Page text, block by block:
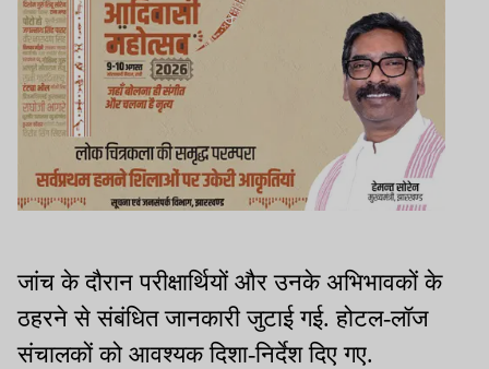
जांच के दौरान परीक्षार्थियों और उनके अभिभावकों के
ठहरने से संबंधित जानकारी जुटाई गई. होटल-लॉज
संचालकों को आवश्यक दिशा-निर्देश दिए गए.